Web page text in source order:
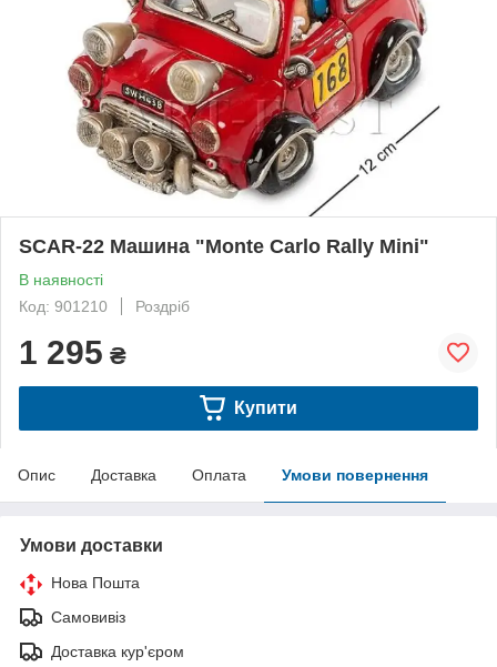
SCAR-22 Машина "Monte Carlo Rally Mini"
В наявності
Код: 901210
Роздріб
1 295 ₴
Купити
Опис Доставка Оплата Умови повернення
Умови доставки
Нова Пошта
Самовивіз
Доставка кур'єром